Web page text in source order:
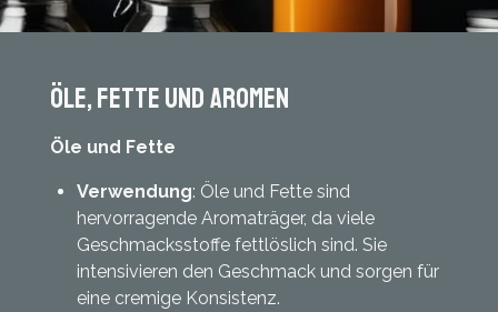
Öle, Fette und Aromen
Öle und Fette
Verwendung: Öle und Fette sind
hervorragende Aromaträger, da viele
Geschmacksstoffe fettlöslich sind. Sie
intensivieren den Geschmack und sorgen für
eine cremige Konsistenz.